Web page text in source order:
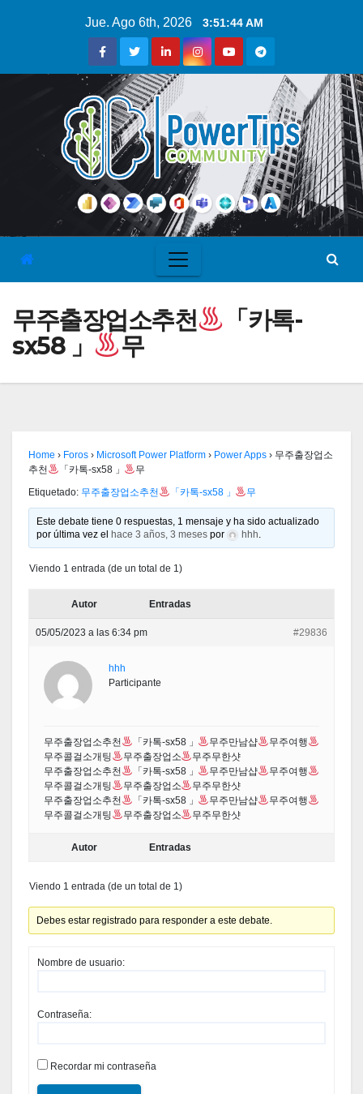
Jue. Ago 6th, 2026 3:51:45 AM
무주출장업소추천
「카톡-
sx58 」
무
Home › Foros › Microsoft Power Platform › Power Apps › 무주출장업소
추천
「카톡-sx58 」
무
Etiquetado: 무주출장업소추천 「카톡-sx58 」 무
Este debate tiene 0 respuestas, 1 mensaje y ha sido actualizado
por última vez el
hace 3 años, 3 meses por hhh.
Viendo 1 entrada (de un total de 1)
Autor Entradas
05/05/2023 a las 6:34 pm #29836
hhh
Participante
무주출장업소추천 「카톡-sx58 」 무주만남샵
무주여행
무주콜걸소개팅
무주출장업소
무주무한샷
무주출장업소추천
「카톡-sx58 」 무주만남샵
무주여행
무주콜걸소개팅
무주출장업소
무주무한샷
무주출장업소추천
「카톡-sx58 」 무주만남샵
무주여행
무주콜걸소개팅
무주출장업소 무주무한샷
Autor Entradas
Viendo 1 entrada (de un total de 1)
Debes estar registrado para responder a este debate.
Nombre de usuario:
Contraseña:
Recordar mi contraseña